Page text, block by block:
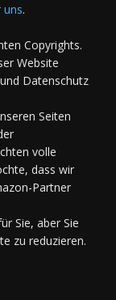
uns.
Copyrights.
Website
Datenschutz
Seiten
volle
dass wir
Partner
Sie, aber Sie
zu reduzieren.